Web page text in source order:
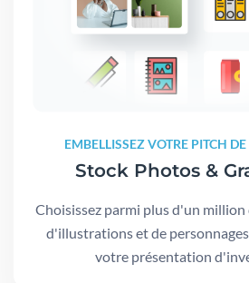
EMBELLISSEZ VOTRE PITCH
Stock Photos &
Choisissez parmi plus d'un million
d'illustrations et de
votre présentation